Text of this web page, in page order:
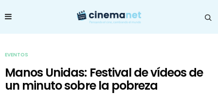
EVENTOS
Manos Unidas: Festival de vídeos de
un minuto sobre la pobreza